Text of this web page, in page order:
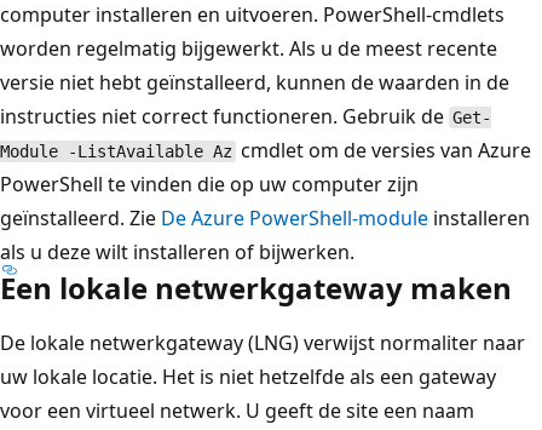
computer installeren en uitvoeren. PowerShell-cmdlets
worden regelmatig bijgewerkt. Als u de meest recente
versie niet hebt geïnstalleerd, kunnen de waarden in de
instructies niet correct functioneren. Gebruik de Get-
Module -ListAvailable Az cmdlet om de versies van Azure
PowerShell te vinden die op uw computer zijn
geïnstalleerd. Zie De Azure PowerShell-module installeren
als u deze wilt installeren of bijwerken.
Een lokale netwerkgateway maken
De lokale netwerkgateway (LNG) verwijst normaliter naar
uw lokale locatie. Het is niet hetzelfde als een gateway
voor een virtueel netwerk. U geeft de site een naam